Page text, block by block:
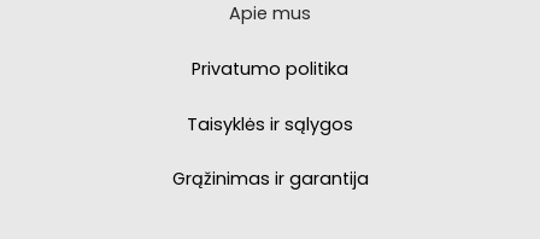
Apie mus
Privatumo politika
Taisyklės ir sąlygos
Grąžinimas ir garantija